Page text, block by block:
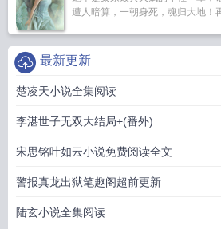
遭人暗算，一朝身死，魂归大地！
最新更新
楚凌天小说全集阅读
李湛世子无双大结局+(番外)
宋思铭叶如云小说免费阅读全文
警报真龙出狱笔趣阁超前更新
陆玄小说全集阅读